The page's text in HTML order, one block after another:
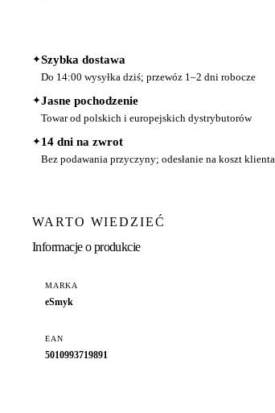
✦Szybka dostawa
Do 14:00 wysyłka dziś; przewóz 1–2 dni robocze
✦Jasne pochodzenie
Towar od polskich i europejskich dystrybutorów
✦14 dni na zwrot
Bez podawania przyczyny; odesłanie na koszt klienta
WARTO WIEDZIEĆ
Informacje o produkcie
MARKA
eSmyk
EAN
5010993719891